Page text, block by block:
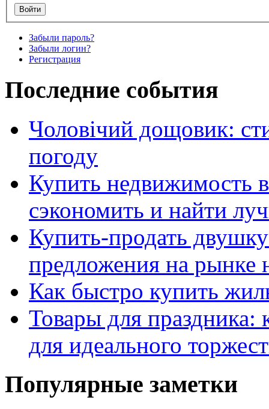
Забыли пароль?
Забыли логин?
Регистрация
Последние события
Чоловічий дощовик:
погоду
Купить недвижимость
сэкономить и найти
Купить-продать
предложения на рынке
Как быстро купить
Товары для праздника:
для идеального
Популярные заметки